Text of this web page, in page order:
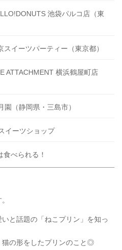
池袋パルコ店（東
イーツパーティー（東京都）
ATTACHMENT 横浜鶴屋町店
（静岡県・三島市）
イーツショップ
べられる！
と話題の「ねこプリン」を知っ
猫の形をしたプリンのこと◎